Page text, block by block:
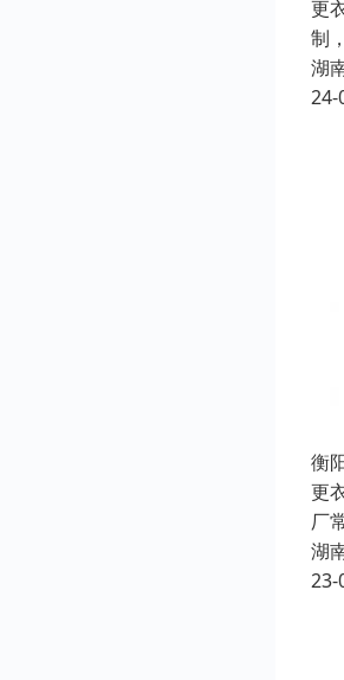
更
制
湖
24-
衡
更
厂
湖
23-